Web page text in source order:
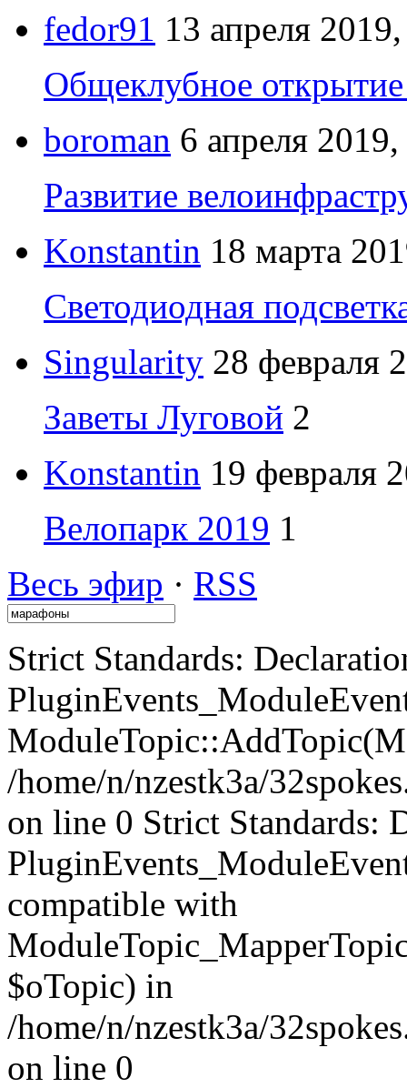
fedor91 13 апреля
Общеклубное открытие
boroman 6 апреля
Развитие
Konstantin 18 марта
Светодиодная
Singularity 28 февраля
Заветы Луговой 2
Konstantin 19 февраля
Велопарк 2019 1
Весь эфир · RSS
Strict Standards:
/home/n/nzestk3a/
on line 0 Strict Standards:
compatible with
$oTopic) in
/home/n/nzestk3a/
on line 0